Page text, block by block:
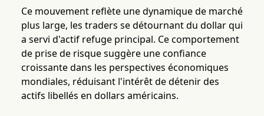
Ce mouvement reflète une dynamique de marché
plus large, les traders se détournant du dollar qui
a servi d'actif refuge principal. Ce comportement
de prise de risque suggère une confiance
croissante dans les perspectives économiques
mondiales, réduisant l'intérêt de détenir des
actifs libellés en dollars américains.